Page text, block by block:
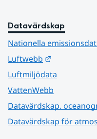
Datavärdskap
Nationella
Luftwebb
Luftmiljödata
VattenWebb
Datavärdskap,
Datavärdskap för